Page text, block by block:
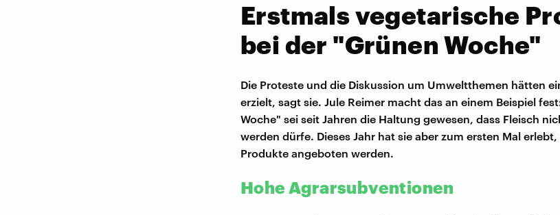
Erstmals vegetarische
bei der "Grünen Woche"
Die Proteste und die Diskussion um Umweltthemen hätten
erzielt, sagt sie. Jule Reimer macht das an einem Beispiel
Woche" sei seit Jahren die Haltung gewesen, dass Fleisch
werden dürfe. Dieses Jahr hat sie aber zum ersten Mal
Produkte angeboten werden.
Hohe Agrarsubventionen